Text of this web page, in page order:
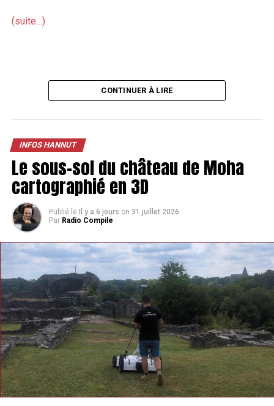
(suite…)
CONTINUER À LIRE
INFOS HANNUT
Le sous-sol du château de Moha
cartographié en 3D
Publié le Il y a 6 jours on 31 juillet 2026
Par Radio Compile